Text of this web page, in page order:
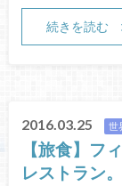
続きを読む
2016.03.25 世
【旅食】フ
レストラン